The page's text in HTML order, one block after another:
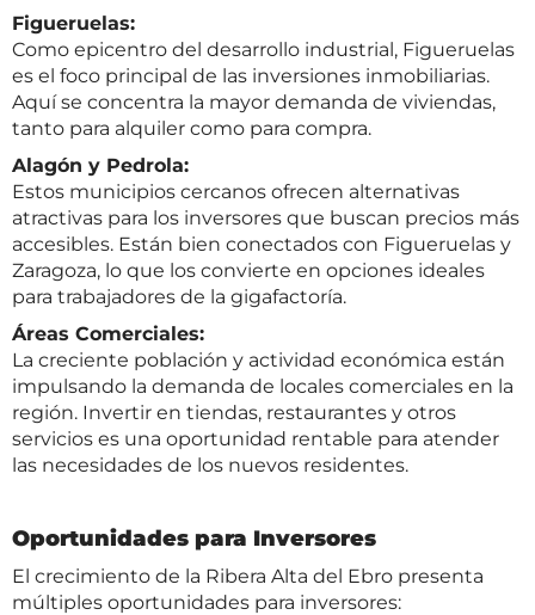
Figueruelas:
Como epicentro del desarrollo industrial, Figueruelas
es el foco principal de las inversiones inmobiliarias.
Aquí se concentra la mayor demanda de viviendas,
tanto para alquiler como para compra.
Alagón y Pedrola:
Estos municipios cercanos ofrecen alternativas
atractivas para los inversores que buscan precios más
accesibles. Están bien conectados con Figueruelas y
Zaragoza, lo que los convierte en opciones ideales
para trabajadores de la gigafactoría.
Áreas Comerciales:
La creciente población y actividad económica están
impulsando la demanda de locales comerciales en la
región. Invertir en tiendas, restaurantes y otros
servicios es una oportunidad rentable para atender
las necesidades de los nuevos residentes.
Oportunidades para Inversores
El crecimiento de la Ribera Alta del Ebro presenta
múltiples oportunidades para inversores: